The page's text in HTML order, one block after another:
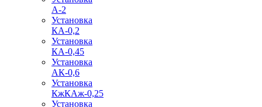
А-2
Установка
КА-0,2
Установка
КА-0,45
Установка
АК-0,6
Установка
КжКАж-0,25
Установка